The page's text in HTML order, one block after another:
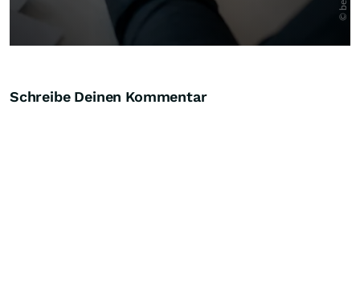
Schreibe Deinen Kommentar